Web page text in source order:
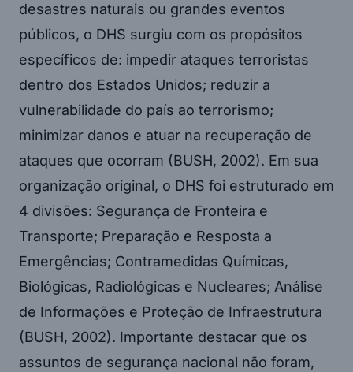
desastres naturais ou grandes eventos
públicos, o DHS surgiu com os propósitos
específicos de: impedir ataques terroristas
dentro dos Estados Unidos; reduzir a
vulnerabilidade do país ao terrorismo;
minimizar danos e atuar na recuperação de
ataques que ocorram (BUSH, 2002). Em sua
organização original, o DHS foi estruturado em
4 divisões: Segurança de Fronteira e
Transporte; Preparação e Resposta a
Emergências; Contramedidas Químicas,
Biológicas, Radiológicas e Nucleares; Análise
de Informações e Proteção de Infraestrutura
(BUSH, 2002). Importante destacar que os
assuntos de segurança nacional não foram,